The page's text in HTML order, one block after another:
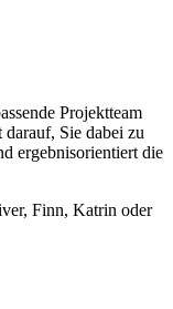
Projektteam
Sie dabei zu
ergebnisorientiert die
Finn, Katrin oder